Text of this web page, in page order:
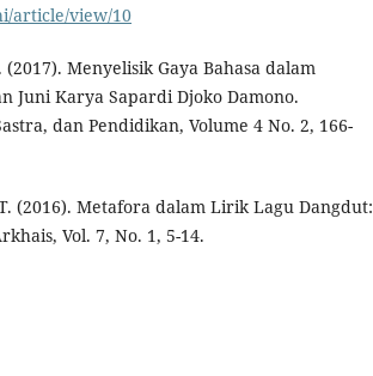
article/view/10
Menyelisik Gaya Bahasa dalam
Juni Karya Sapardi Djoko Damono.
dan Pendidikan, Volume 4 No. 2, 166-
(2016). Metafora dalam Lirik Lagu Dangdut:
Vol. 7, No. 1, 5-14.